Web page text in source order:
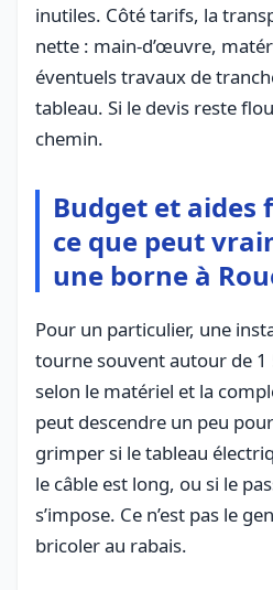
inutiles. Côté tarifs, la
nette : main-d’œuvre,
éventuels travaux de
tableau. Si le devis reste
chemin.
Budget et aides
ce que peut
une borne à
Pour un particulier, une
tourne souvent autour de 1
selon le matériel et la
peut descendre un peu
grimper si le tableau
le câble est long, ou si le
s’impose. Ce n’est pas le
bricoler au rabais.